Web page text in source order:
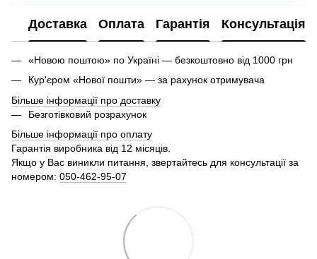
Доставка Оплата Гарантія Консультація
«Новою поштою» по Україні — безкоштовно від 1000 грн
Кур'єром «Нової пошти» — за рахунок отримувача
Більше інформації про доставку
Безготівковий розрахунок
Більше інформації про оплату
Гарантія виробника від 12 місяців.
Якщо у Вас виникли питання, звертайтесь для консультації за
номером: 050-462-95-07